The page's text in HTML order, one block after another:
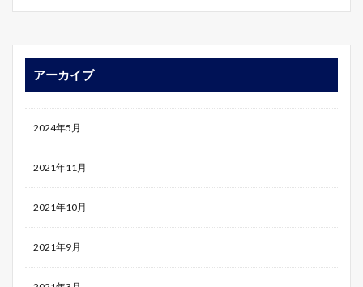
アーカイブ
2024年5月
2021年11月
2021年10月
2021年9月